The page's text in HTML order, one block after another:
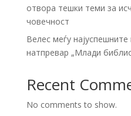
отвора тешки теми за
човечност
Велес меѓу
натпревар „Млади
Recent
No comments to show.